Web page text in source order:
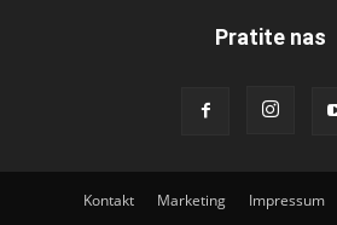
Pratite nas
Kontakt Marketing Impressum